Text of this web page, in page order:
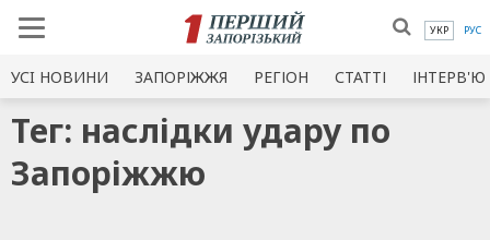
УКР РУС
УСI НОВИНИ ЗАПОРІЖЖЯ РЕГІОН СТАТТІ ІНТЕРВ'Ю
Тег: наслідки удару по
Запоріжжю